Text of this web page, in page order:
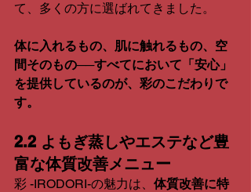
て、多くの方に選ばれてきました。
体に入れるもの、肌に触れるもの、空
間そのもの──すべてにおいて「安心」
を提供しているのが、彩のこだわりで
す。
2.2 よもぎ蒸しやエステなど豊
富な体質改善メニュー
彩 -IRODORI-の魅力は、 体質改善に特